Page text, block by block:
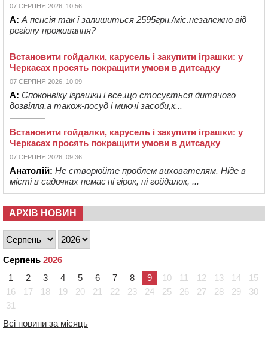
07 СЕРПНЯ 2026, 10:56
А: А пенсія так і залишиться 2595грн./міс.незалежно від
регіону проживання?
Встановити гойдалки, карусель і закупити іграшки: у
Черкасах просять покращити умови в дитсадку
07 СЕРПНЯ 2026, 10:09
А: Споконвіку іграшки і все,що стосується дитячого
дозвілля,а також-посуд і миючі засоби,к...
Встановити гойдалки, карусель і закупити іграшки: у
Черкасах просять покращити умови в дитсадку
07 СЕРПНЯ 2026, 09:36
Анатолій: Не створюйте проблем вихователям. Ніде в
місті в садочках немає ні гірок, ні гойдалок, ...
АРХІВ НОВИН
Серпень 2026
1
2 3 4 5 6 7 8 9 10 11 12 13 14
15
16
17 18 19 20 21 22 23 24 25 26 27 28 29
30
31
Всі новини за місяць